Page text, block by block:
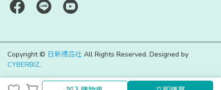
完成
Copyright © 日新禮品社 All Rights Reserved. Designed by
CYBERBIZ.